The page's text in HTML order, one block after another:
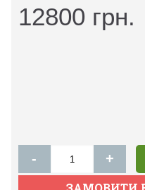
12800 грн.
- +